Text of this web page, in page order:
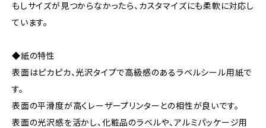
もしサイズが見つからなかったら、カスタマイズにも柔軟に対応し
ています。
◆紙の特性
表面はピカピカ、光沢タイプで高級感のあるラベルシール用紙で
す。
表面の平滑度が高くレーザープリンターとの相性が良いです。
表面の光沢感を活かし、化粧品のラベルや、アルミパッケージ用